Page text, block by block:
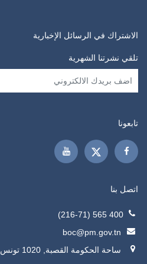
الاشتراك في الرسائل الإخبارية
تلقي نشرتنا الشهرية
تابعونا
اتصل بنا
400 565 (216-71)
boc@pm.gov.tn
ساحة الحكومة القصبة, 1020 تونس